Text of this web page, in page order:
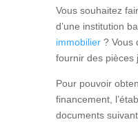
Vous souhaitez
d’une institution
immobilier ? Vous
fournir des pièces
Pour pouvoir
financement,
documents